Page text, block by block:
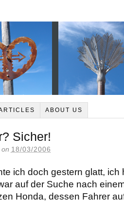
ABOUT US
Sicher!
on 18/03/2006
ich doch gestern glatt, ich
auf der Suche nach
Honda, dessen Fahrer